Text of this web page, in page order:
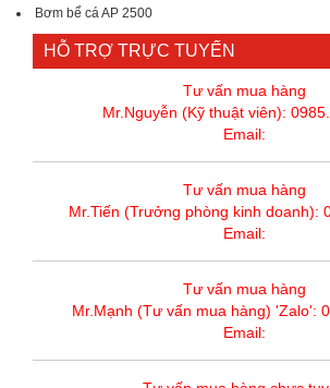
Bơm bể cá AP 2500
HỖ TRỢ TRỰC TUYẾN
Tư vấn mua hàng
Mr.Nguyễn (Kỹ thuật viên):
Email:
Tư vấn mua hàng
Mr.Tiến (Trưởng phòng kinh doanh):
Email:
Tư vấn mua hàng
Mr.Mạnh (Tư vấn mua hàng) 'Zalo':
Email: